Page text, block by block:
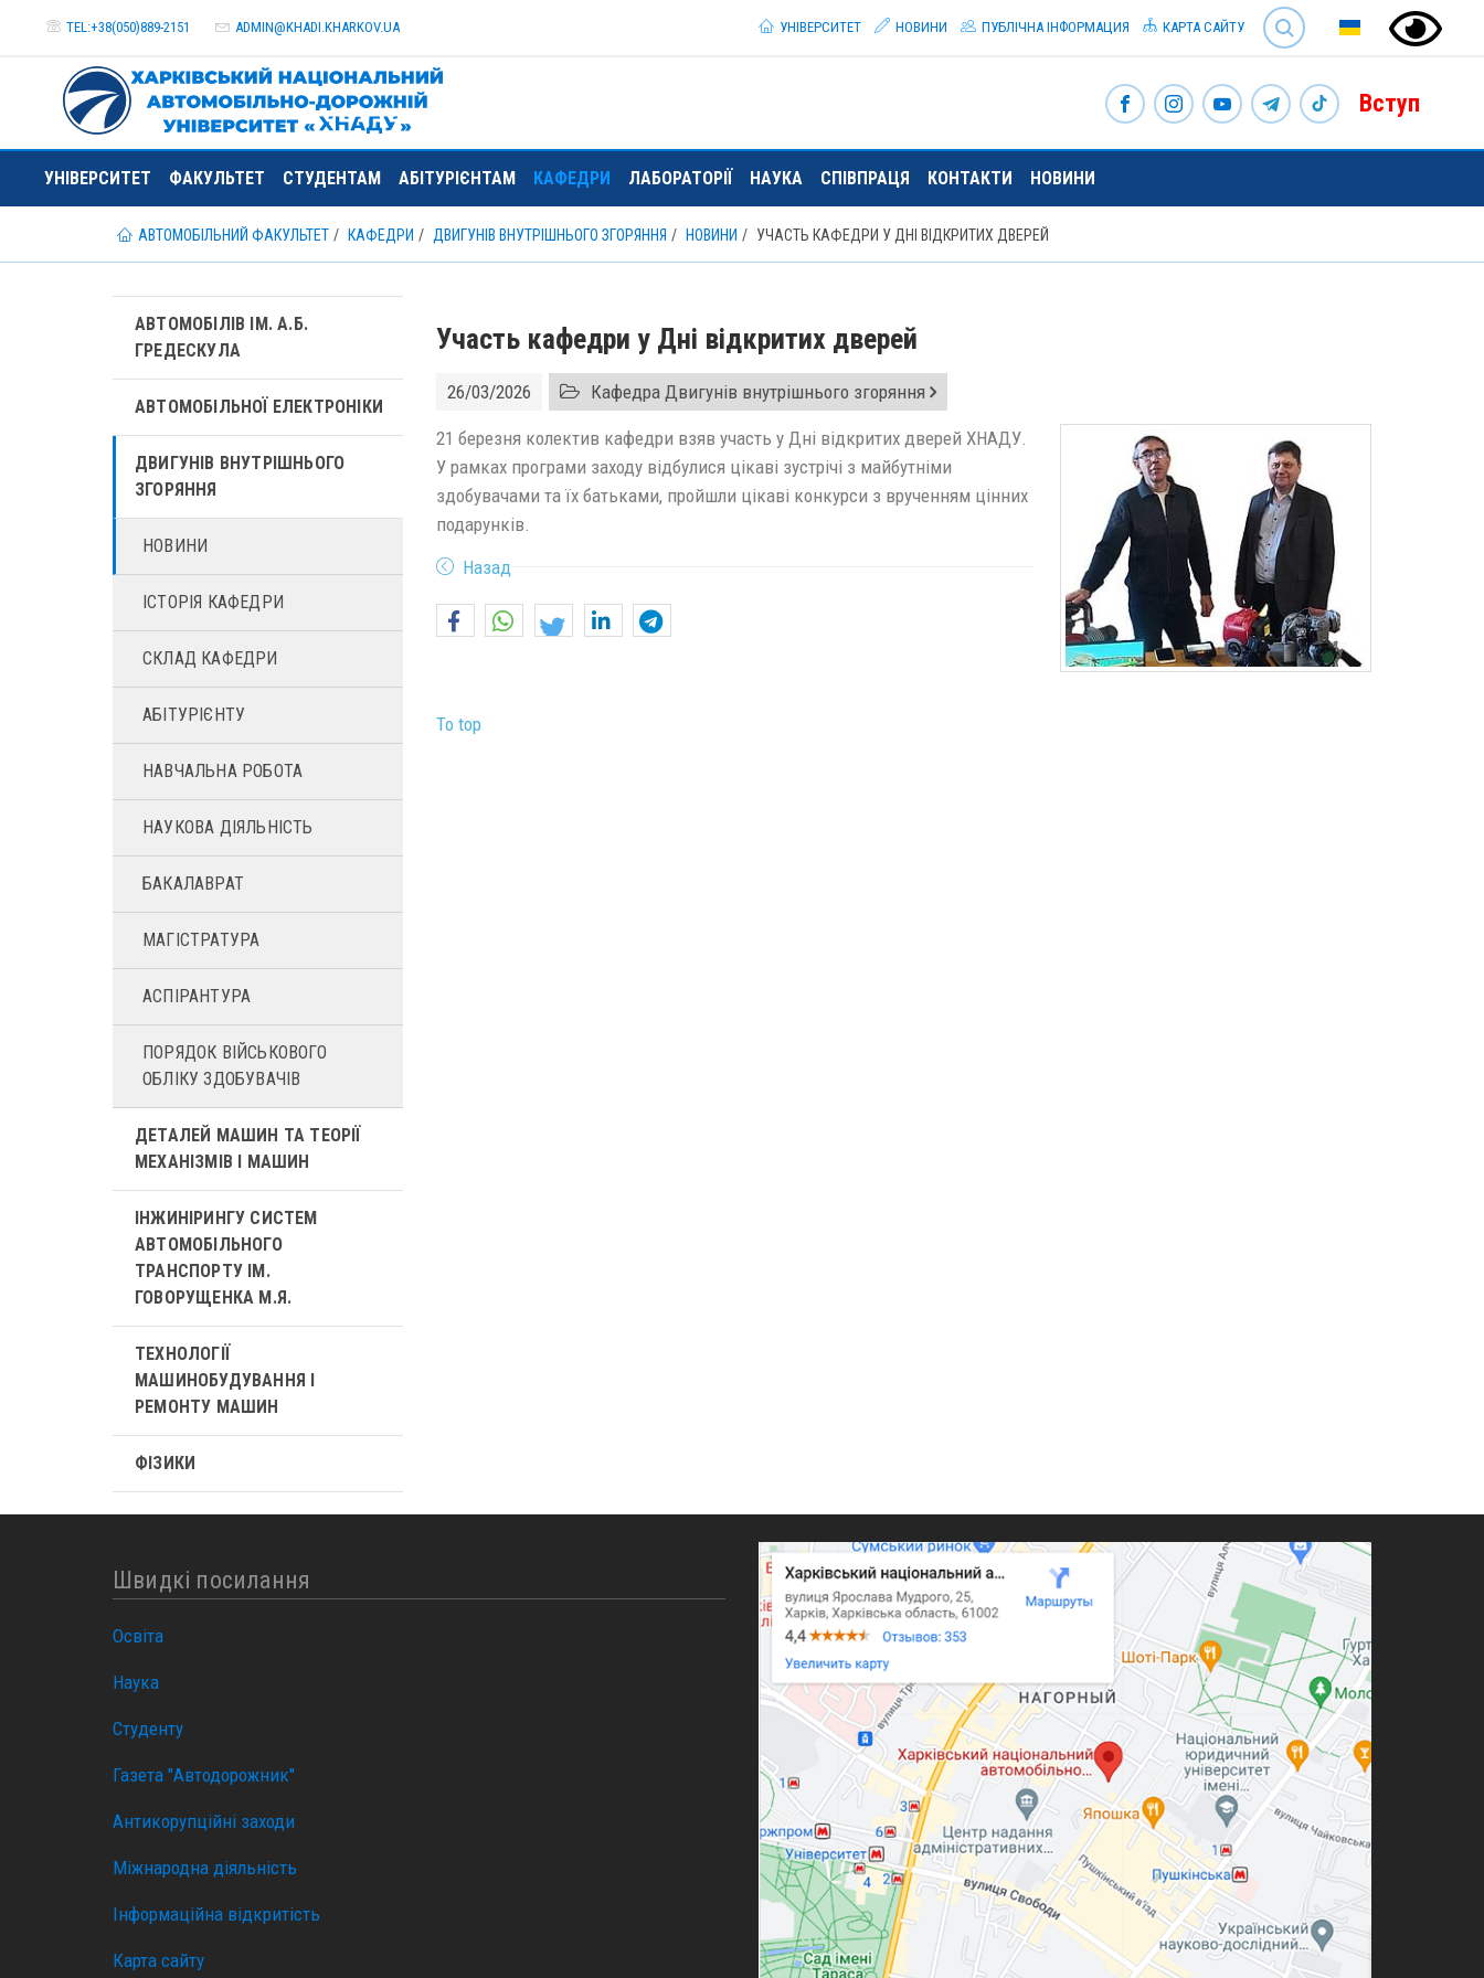
TEL:+38(050)889-2151 ADMIN@KHADI.KHARKOV.UA
SEARCH
УНІВЕРСИТЕТ
НОВИНИ ПУБЛІЧНА ІНФОРМАЦИЯ КАРТА САЙТУ
Вступ
УНІВЕРСИТЕТ ФАКУЛЬТЕТ СТУДЕНТАМ АБІТУРІЄНТАМ КАФЕДРИ ЛАБОРАТОРІЇ НАУКА СПІВПРАЦЯ КОНТАКТИ НОВИНИ
АВТОМОБІЛЬНИЙ ФАКУЛЬТЕТ КАФЕДРИ ДВИГУНІВ ВНУТРІШНЬОГО ЗГОРЯННЯ НОВИНИ УЧАСТЬ КАФЕДРИ У ДНІ ВІДКРИТИХ ДВЕРЕЙ
Участь кафедри у Дні відкритих дверей
26/03/2026 Кафедра Двигунів внутрішнього згоряння
21 березня колектив кафедри взяв участь у Дні відкритих дверей ХНАДУ.
У рамках програми заходу відбулися цікаві зустрічі з майбутніми
здобувачами та їх батьками, пройшли цікаві конкурси з врученням цінних
подарунків.
Назад
To top
АВТОМОБІЛІВ ІМ. А.Б.
ГРЕДЕСКУЛА
АВТОМОБІЛЬНОЇ ЕЛЕКТРОНІКИ
ДВИГУНІВ ВНУТРІШНЬОГО
ЗГОРЯННЯ
НОВИНИ
ІСТОРІЯ КАФЕДРИ
СКЛАД КАФЕДРИ
АБІТУРІЄНТУ
НАВЧАЛЬНА РОБОТА
НАУКОВА ДІЯЛЬНІСТЬ
БАКАЛАВРАТ
МАГІСТРАТУРА
АСПІРАНТУРА
ПОРЯДОК ВІЙСЬКОВОГО
ОБЛІКУ ЗДОБУВАЧІВ
ДЕТАЛЕЙ МАШИН ТА ТЕОРІЇ
МЕХАНІЗМІВ І МАШИН
ІНЖИНІРИНГУ СИСТЕМ
АВТОМОБІЛЬНОГО
ТРАНСПОРТУ ІМ.
ГОВОРУЩЕНКА М.Я.
ТЕХНОЛОГІЇ
МАШИНОБУДУВАННЯ І
РЕМОНТУ МАШИН
ФІЗИКИ
Швидкі посилання
Освіта
Наука
Студенту
Газета "Автодорожник"
Антикорупційні заходи
Міжнародна діяльність
Інформаційна відкритість
Карта сайту